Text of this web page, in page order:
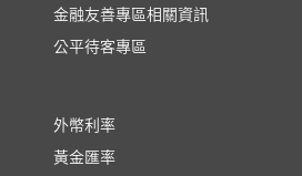
金融友善專區相關資訊
公平待客專區
外幣利率
黃金匯率